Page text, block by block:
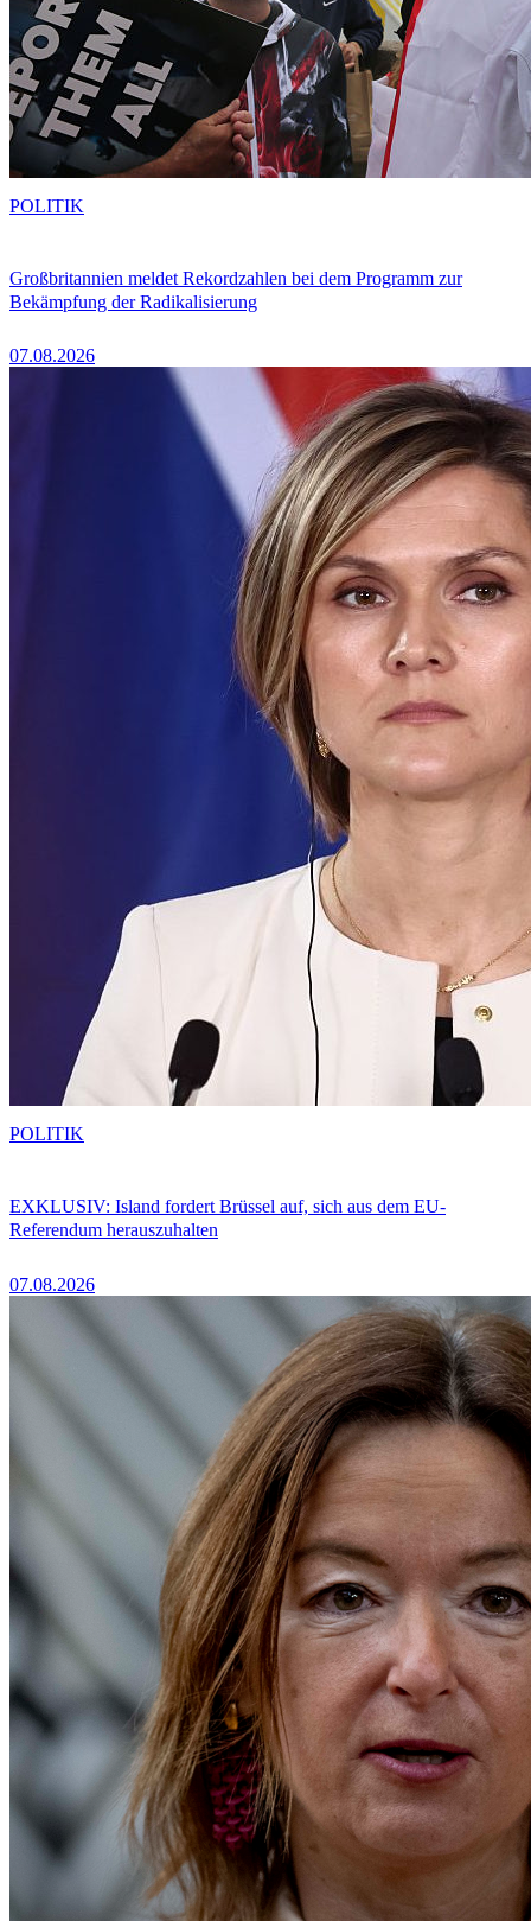
Großbritannien meldet Rekordzahlen bei dem Programm zur
Bekämpfung der Radikalisierung
07.08.2026
POLITIK
EXKLUSIV: Island fordert Brüssel auf, sich aus dem EU-
Referendum herauszuhalten
07.08.2026
POLITIK